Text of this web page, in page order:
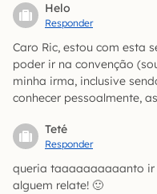
Helo
Responder
Caro Ric, estou com esta
poder ir na convenção
minha irma, inclusive
conhecer pessoalmente,
Teté
Responder
queria taaaaaaaaaanto
alguem relate! 🙂